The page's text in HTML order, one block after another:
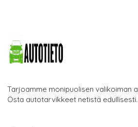
Tarjoamme monipuolisen valikoiman
Osta autotarvikkeet netistä edullisesti.